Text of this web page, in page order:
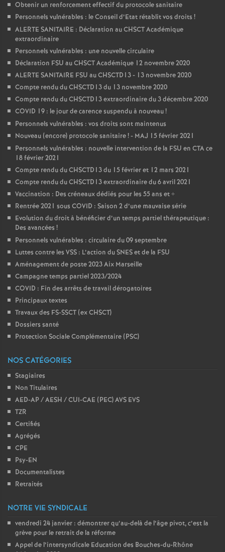
Obtenir un renforcement effectif du protocole sanitaire
Personnels vulnérables : le Conseil d’Etat rétablit vos droits !
ALERTE SANITAIRE : Déclaration au CHSCT Académique
extraordinaire
Personnels vulnérables : une nouvelle circulaire
Déclaration FSU au CHSCT Académique 12 novembre 2020
ALERTE SANITAIRE FSU au CHSCTD13 - 13 novembre 2020
Compte rendu du CHSCTD13 du 13 novembre 2020
Compte rendu du CHSCTD13 extraordinaire du 3 décembre 2020
COVID 19 : le jour de carence suspendu à nouveau!
Personnels vulnérables : vos droits sont maintenus
Nouveau (encore) protocole sanitaire! - MAJ 15 février 2021
Personnels vulnérables : nouvelle intervention de la FSU en CTA ce
18 février 2021
Compte rendu du CHSCTD13 du 15 février et 12 mars 2021
Compte rendu du CHSCTD13 extraordinaire du 6 avril 2021
Vaccination : Des créneaux dédiés pour les 55 ans et +
Rentrée 2021 sous COVID : Saison 2 d’une mauvaise série
Evolution du droit à bénéficier d’un temps partiel thérapeutique :
Des avancées !
Personnels vulnérables : circulaire du 09 septembre
Luttes contre les VSS : L’action du SNES et de la FSU
Aménagement de poste 2023 Aix Marseille
Campagne temps partiel 2023/2024
COVID : Fin des arrêts de travail dérogatoires
Principaux textes
Travaux des FS-SSCT (ex CHSCT)
Dossiers santé
Protection Sociale Complémentaire (PSC)
NOS CATÉGORIES
Stagiaires
Non Titulaires
AED-AP / AESH / CUI-CAE (PEC) AVS EVS
TZR
Certifiés
Agrégés
CPE
Psy-EN
Documentalistes
Retraités
NOTRE VIE SYNDICALE
vendredi 24 janvier : démontrer qu’au-delà de l’âge pivot, c’est la
grève pour le retrait de la réforme
Appel de l’intersyndicale Education des Bouches-du-Rhône